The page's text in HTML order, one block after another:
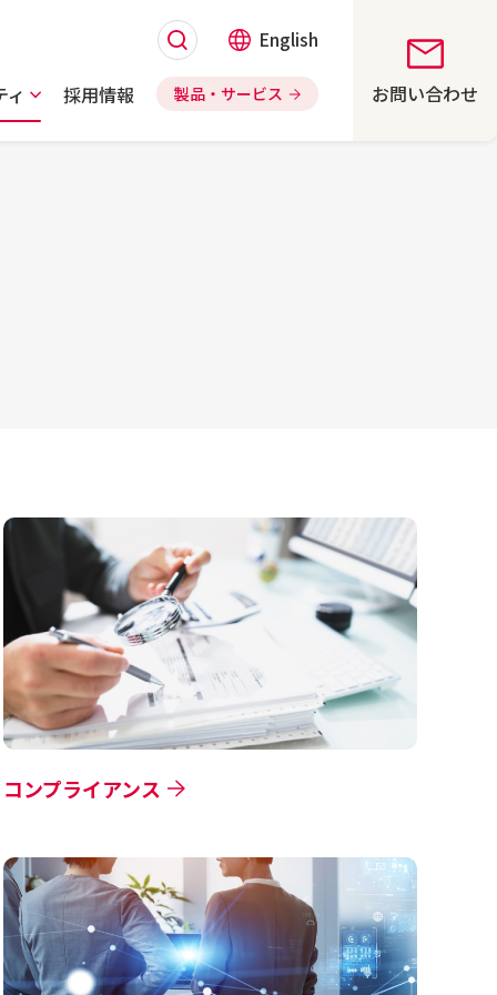
English
ィ 採用情報 製品・サービス お問い合わせ
コンプライアンス